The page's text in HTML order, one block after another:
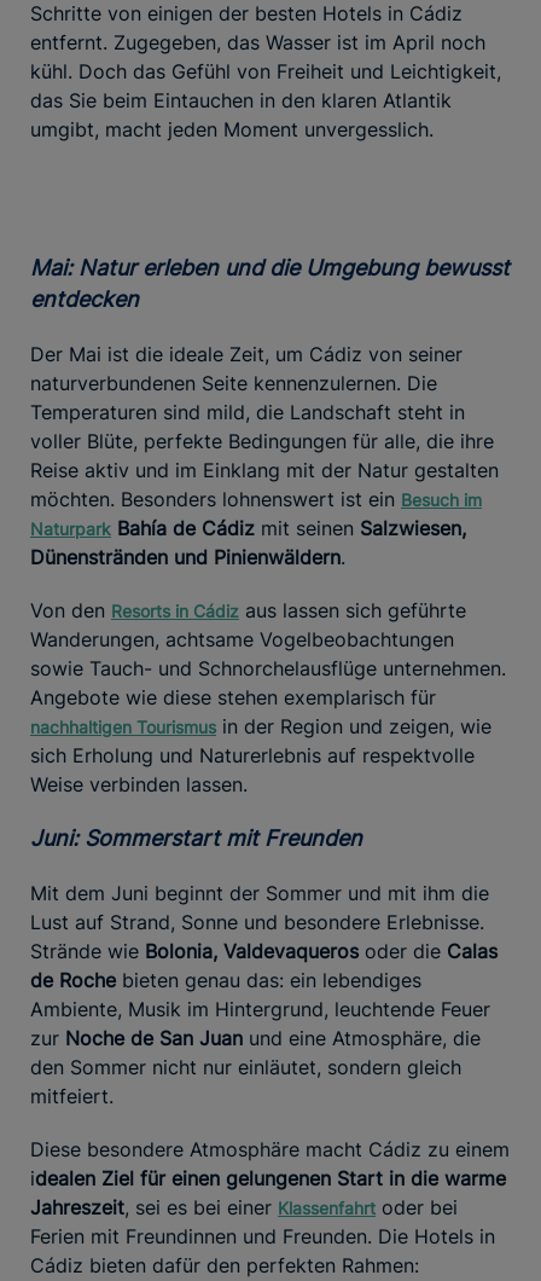
Schritte von einigen der besten Hotels in Cádiz
entfernt. Zugegeben, das Wasser ist im April noch
kühl. Doch das Gefühl von Freiheit und Leichtigkeit,
das Sie beim Eintauchen in den klaren Atlantik
umgibt, macht jeden Moment unvergesslich.
Mai: Natur erleben und die Umgebung bewusst
entdecken
Der Mai ist die ideale Zeit, um Cádiz von seiner
naturverbundenen Seite kennenzulernen. Die
Temperaturen sind mild, die Landschaft steht in
voller Blüte, perfekte Bedingungen für alle, die ihre
Reise aktiv und im Einklang mit der Natur gestalten
möchten. Besonders lohnenswert ist ein Besuch im
Naturpark Bahía de Cádiz mit seinen Salzwiesen,
Dünenstränden und Pinienwäldern.
Von den Resorts in Cádiz aus lassen sich geführte
Wanderungen, achtsame Vogelbeobachtungen
sowie Tauch- und Schnorchelausflüge unternehmen.
Angebote wie diese stehen exemplarisch für
nachhaltigen Tourismus in der Region und zeigen, wie
sich Erholung und Naturerlebnis auf respektvolle
Weise verbinden lassen.
Juni: Sommerstart mit Freunden
Mit dem Juni beginnt der Sommer und mit ihm die
Lust auf Strand, Sonne und besondere Erlebnisse.
Strände wie Bolonia, Valdevaqueros oder die Calas
de Roche bieten genau das: ein lebendiges
Ambiente, Musik im Hintergrund, leuchtende Feuer
zur Noche de San Juan und eine Atmosphäre, die
den Sommer nicht nur einläutet, sondern gleich
mitfeiert.
Diese besondere Atmosphäre macht Cádiz zu einem
idealen Ziel für einen gelungenen Start in die warme
Jahreszeit, sei es bei einer Klassenfahrt oder bei
Ferien mit Freundinnen und Freunden. Die Hotels in
Cádiz bieten dafür den perfekten Rahmen: